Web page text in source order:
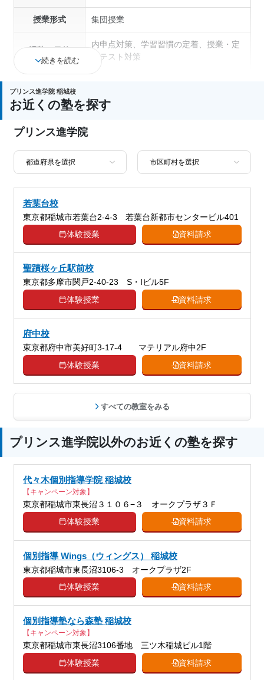
授業形式 集団授業
通塾の目的
内申点対策、学習習慣の定着、授業・定
期テスト対策
塾の特徴
続きを読む
プリンス進学院 稲城校
お近くの塾を探す
プリンス進学院
若葉台校
東京都稲城市若葉台2-4-3 若葉台新都市センタービル401
体験授業
資料請求
聖蹟桜ヶ丘駅前校
東京都多摩市関戸2-40-23 S・Iビル5F
体験授業
資料請求
府中校
東京都府中市美好町3-17-4 マテリアル府中2F
体験授業
資料請求
すべての教室をみる
プリンス進学院以外のお近くの塾を探す
代々木個別指導学院 稲城校
【キャンペーン対象】
東京都稲城市東長沼３１０６−３ オークプラザ３Ｆ
体験授業
資料請求
個別指導 Wings（ウィングス） 稲城校
東京都稲城市東長沼3106-3 オークプラザ2F
体験授業
資料請求
個別指導塾なら森塾 稲城校
【キャンペーン対象】
東京都稲城市東長沼3106番地 三ツ木稲城ビル1階
体験授業
資料請求